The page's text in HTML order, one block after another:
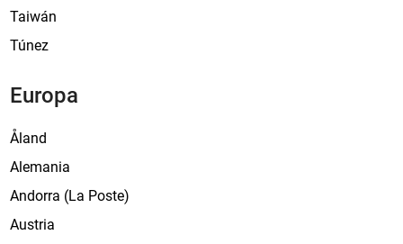
Taiwán
Túnez
Europa
Åland
Alemania
Andorra (La Poste)
Austria